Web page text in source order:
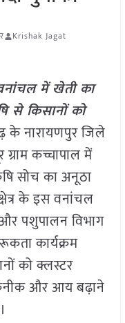
Krishak Jagat
में खेती का
से किसानों को
के नारायणपुर जिले
कच्चापाल में
सोच का अनूठा
के इस वनांचल
और पशुपालन विभाग
कार्यक्रम
को क्लस्टर
और आय बढ़ाने